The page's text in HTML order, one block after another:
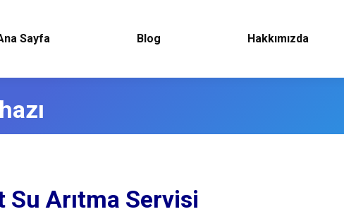
Sayfa Blog Hakkımızda
Su Arıtma Servisi